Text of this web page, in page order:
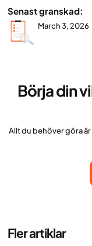
Senast granskad:
March 3, 2026
Börja din
Allt du behöver göra
Fler artiklar